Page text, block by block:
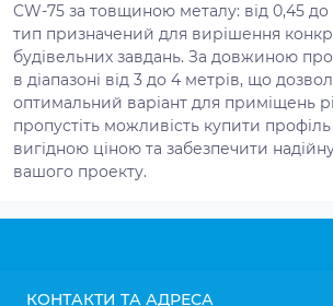
CW-75 за товщиною металу: від 0,45
тип призначений для вирішення
будівельних завдань. За довжиною
в діапазоні від 3 до 4 метрів, що
оптимальний варіант для приміщень
пропустіть можливість купити профіль
вигідною ціною та забезпечити
вашого проекту.
КОНТАКТИ ТА АДРЕСА